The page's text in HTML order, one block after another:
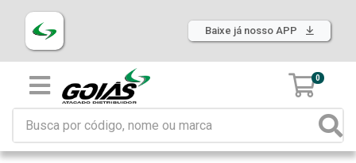
Baixe já nosso APP
0